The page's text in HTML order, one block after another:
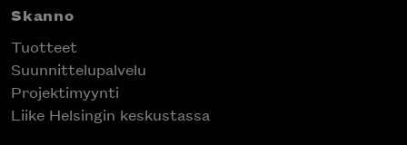
Skanno
Tuotteet
Suunnittelupalvelu
Projektimyynti
Liike Helsingin keskustassa